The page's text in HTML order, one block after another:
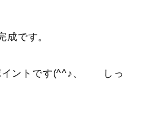
成です。
イントです(^^♪、 しっ